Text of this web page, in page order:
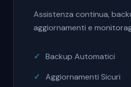
Assistenza continua,
aggiornamenti e
Backup Automatici
Aggiornamenti Sicuri